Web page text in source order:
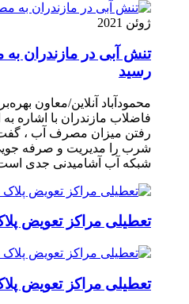
ژوئن 2021
تنش آبی در مازندران
رسيد
محمودآباد آنلاین/معاون
فاضلاب مازندران با اشاره
رفتن میزان مصرف آب ،
شرب را مدیریت و صرفه جویی
شبکه آب آشامیدنی جدی
تعطیلی مراکز تعویض
تعطیلی مراکز تعویض